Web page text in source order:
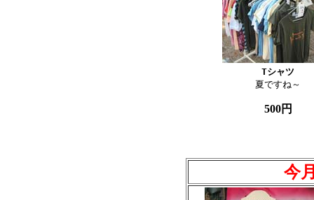
夏ですね～
500円
今